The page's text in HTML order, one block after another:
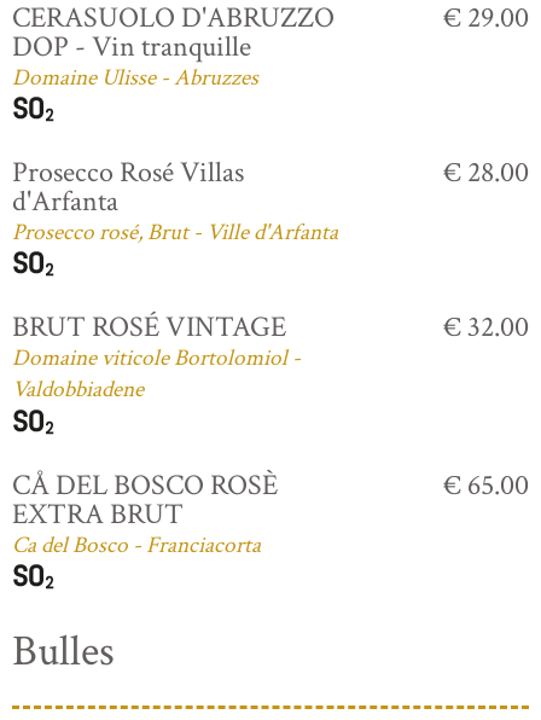
CERASUOLO D'ABRUZZO
DOP - Vin tranquille
Domaine Ulisse - Abruzzes
€ 29.00
Prosecco Rosé Villas
d'Arfanta
Prosecco rosé, Brut - Ville d'Arfanta
€ 28.00
BRUT ROSÉ VINTAGE
Domaine viticole Bortolomiol -
Valdobbiadene
€ 32.00
CÅ DEL BOSCO ROSÈ
EXTRA BRUT
Ca del Bosco - Franciacorta
€ 65.00
Bulles